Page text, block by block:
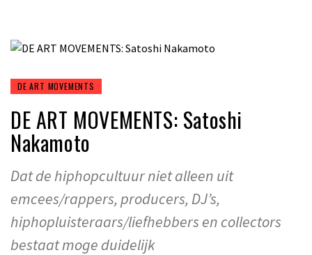
DE ART MOVEMENTS
DE ART MOVEMENTS: Satoshi
Nakamoto
Dat de hiphopcultuur niet alleen uit
emcees/rappers, producers, DJ’s,
hiphopluisteraars/liefhebbers en collectors
bestaat moge duidelijk